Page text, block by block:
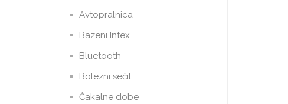
Avtopralnica
Bazeni Intex
Bluetooth
Bolezni sečil
Čakalne dobe